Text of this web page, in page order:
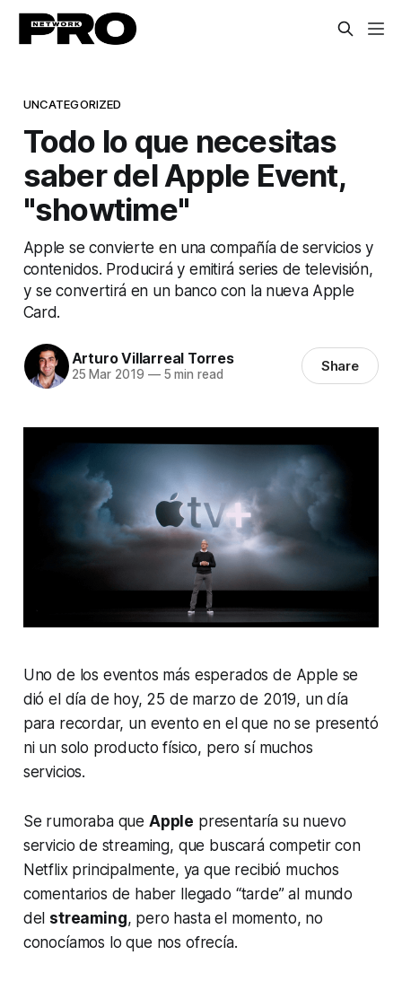
UNCATEGORIZED
Todo lo que necesitas
saber del Apple Event,
"showtime"
Apple se convierte en una compañía de servicios y
contenidos. Producirá y emitirá series de televisión,
y se convertirá en un banco con la nueva Apple
Card.
Arturo Villarreal Torres
25 Mar 2019 —5 min read Share
Uno de los eventos más esperados de Apple se
dió el día de hoy, 25 de marzo de 2019, un día
para recordar, un evento en el que no se presentó
ni un solo producto físico, pero sí muchos
servicios.
Se rumoraba que Apple presentaría su nuevo
servicio de streaming, que buscará competir con
Netflix principalmente, ya que recibió muchos
comentarios de haber llegado “tarde” al mundo
del streaming, pero hasta el momento, no
conocíamos lo que nos ofrecía.